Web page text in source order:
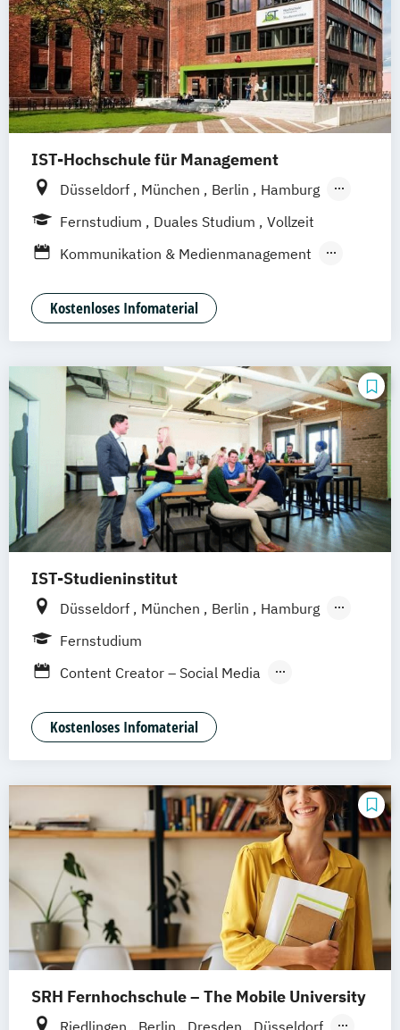
IST-Hochschule für Management
Düsseldorf München Berlin
Hamburg
Weil am Rhein
Frankfurt am Main
Essen
Fernstudium Duales Studium
Vollzeit
Kommunikation & Medienmanagement
Medienökonom
Public Relations Hochschulzertifikat
Kostenloses Infomaterial
IST-Studieninstitut
Düsseldorf München Berlin
Hamburg
Weil am Rhein
Fernstudium
Content Creator – Social Media
Kostenloses Infomaterial
SRH Fernhochschule – The Mobile University
Riedlingen Berlin Dresden
Düsseldorf